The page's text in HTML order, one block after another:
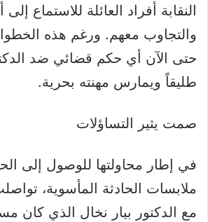
النقابة أفراد العائلة للاستماع إلى
والتجاوب معهم. ورغم هذه
حتى الآن أي حكم قضائي ضد
طليقاً ويمارس مهنته بحرية.
صمت يثير التساؤلات
في إطار محاولتها للوصول إلى
ملابسات الحادثة المأسوية،
مع الدكتور بيار نخال الذي كان